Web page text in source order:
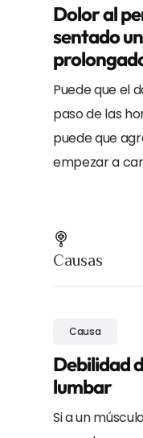
Dolor al
sentado
Puede que el
paso de las
puede que
empezar a
Causas
Causa
Debilidad
lumbar
Si a un